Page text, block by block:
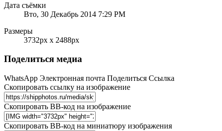
Дата съёмки
Вто, 30 Декабрь 2014 7:29 PM
Размеры
3732px x 2488px
Поделиться медиа
WhatsApp Электронная почта Поделиться Ссылка
Скопировать ссылку на изображение
Скопировать BB-код на изображение
Скопировать BB-код на миниатюру изображения